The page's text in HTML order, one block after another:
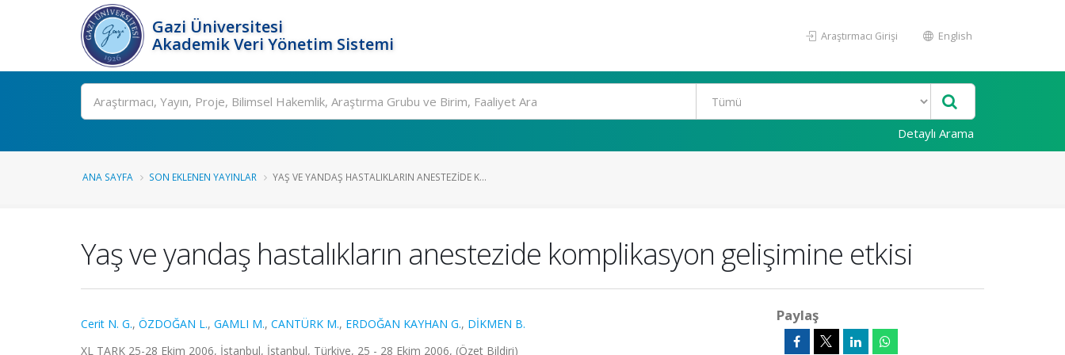
Gazi Üniversitesi
Akademik Veri Yönetim Sistemi
Araştırmacı Girişi English
Ara
Detaylı Arama
ANA SAYFA SON EKLENEN YAYINLAR YAŞ VE YANDAŞ HASTALIKLARIN ANESTEZIDE K...
Yaş ve yandaş hastalıkların anestezide komplikasyon gelişimine etkisi
Cerit N. G., ÖZDOĞAN L., GAMLI M., CANTÜRK M., ERDOĞAN KAYHAN G., DİKMEN B.
XL TARK 25-28 Ekim 2006, İstanbul, İstanbul, Türkiye, 25 - 28 Ekim 2006, (Özet Bildiri)
Paylaş